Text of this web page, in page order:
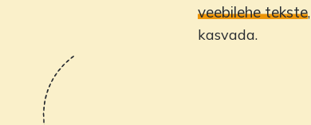
veebilehe tekste,
kasvada.